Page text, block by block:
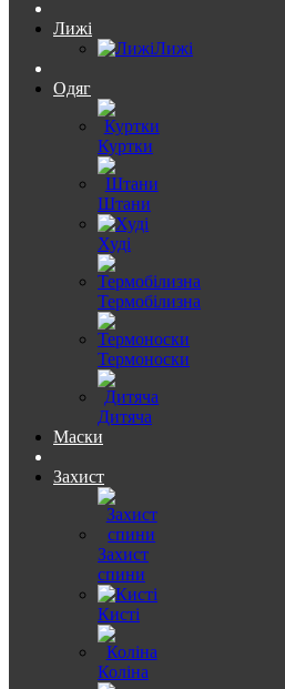
Лижі
Лижі
Одяг
Куртки
Штани
Худі
Термобілизна
Термоноски
Дитяча
Маски
Захист
Захист
спини
Кисті
Коліна